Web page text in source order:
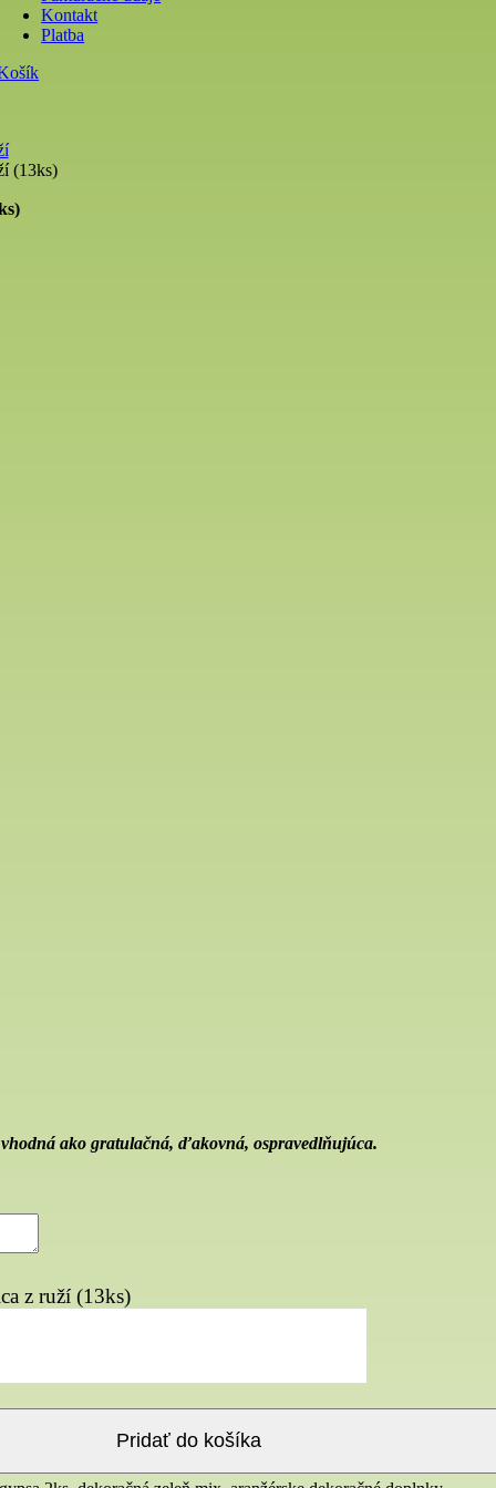
Kontakt
Platba
(13ks)
ako gratulačná, ďakovná, ospravedlňujúca.
z ruží (13ks)
Pridať do košíka